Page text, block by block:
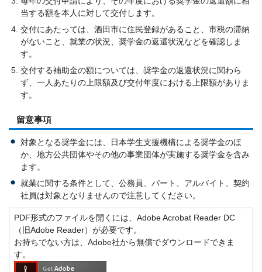
当する額を本人に対して交付します。
交付にあたっては、酒田市に住民登録があること、市税の滞納
がないこと、就業の状況、奨学金の返還状況などを確認しま
す。
交付する補助金の額については、奨学金の返還状況に関わら
ず、一人あたりの上限額及び交付年度における上限額がありま
す。
留意事項
対象となる奨学金には、日本学生支援機構による奨学金のほ
か、地方公共団体やその他の事業団体が実施する奨学金を含み
ます。
就業に関する条件として、公務員、パート、アルバイト、契約
社員は対象となりませんので注意してください。
PDF形式のファイルを開くには、Adobe Acrobat Reader DC
（旧Adobe Reader）が必要です。
お持ちでない方は、Adobe社から無償でダウンロードできま
す。